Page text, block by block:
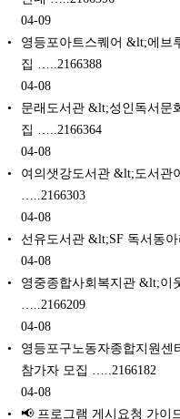
04-09
영등포아트스퀘어 &lt;에브
집 …..2166388
04-08
문래도서관 &lt;성인독서문
집 …..2166364
04-08
여의샛강도서관 &lt;도서관
…..2166303
04-08
선유도서관 &lt;SF 독서동
04-08
영중종합사회복지관 &lt;이
…..2166209
04-08
영등포구노동자종합지원
참가자 모집 …..2166182
04-08
📢 프로그램 게시요청 가이